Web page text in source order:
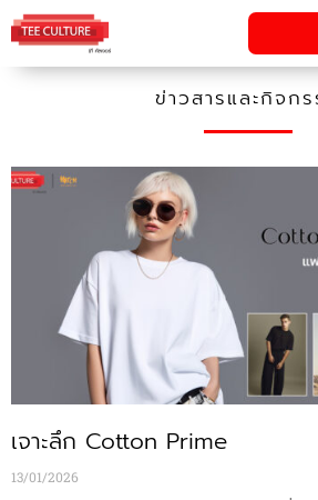
Skip
to
content
ข่าวสารและกิจก
เจาะลึก Cotton Prime
13/01/2026
g g
e